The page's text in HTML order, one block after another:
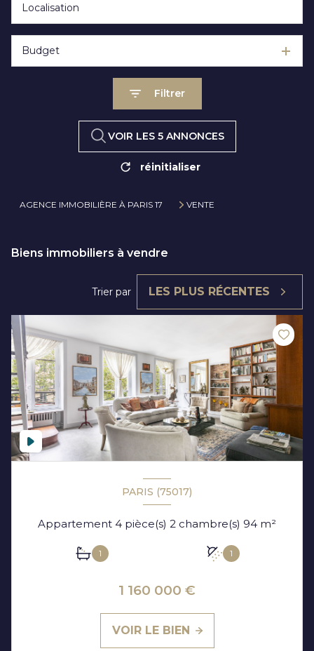
Budget
Filtrer
VOIR LES 5ANNONCES
réinitialiser
AGENCE IMMOBILIÈRE À PARIS 17 VENTE
Biens immobiliers à vendre
Trier par LES PLUS RÉCENTES
PARIS (75017)
Appartement 4 pièce(s) 2 chambre(s) 94 m²
1 1
1 160 000 €
VOIR LE BIEN